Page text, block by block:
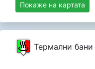
Покаже на картата
Термални бани